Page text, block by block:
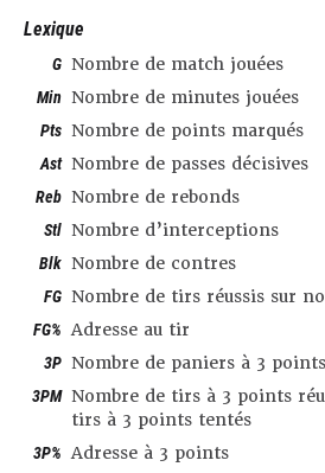
Lexique
G Nombre de match jouées
Min Nombre de minutes jouées
Pts Nombre de points marqués
Ast Nombre de passes décisives
Reb Nombre de rebonds
Stl Nombre d’interceptions
Blk Nombre de contres
FG Nombre de tirs réussis sur
FG% Adresse au tir
3P Nombre de paniers à 3
3PM Nombre de tirs à 3 points
tirs à 3 points tentés
3P% Adresse à 3 points